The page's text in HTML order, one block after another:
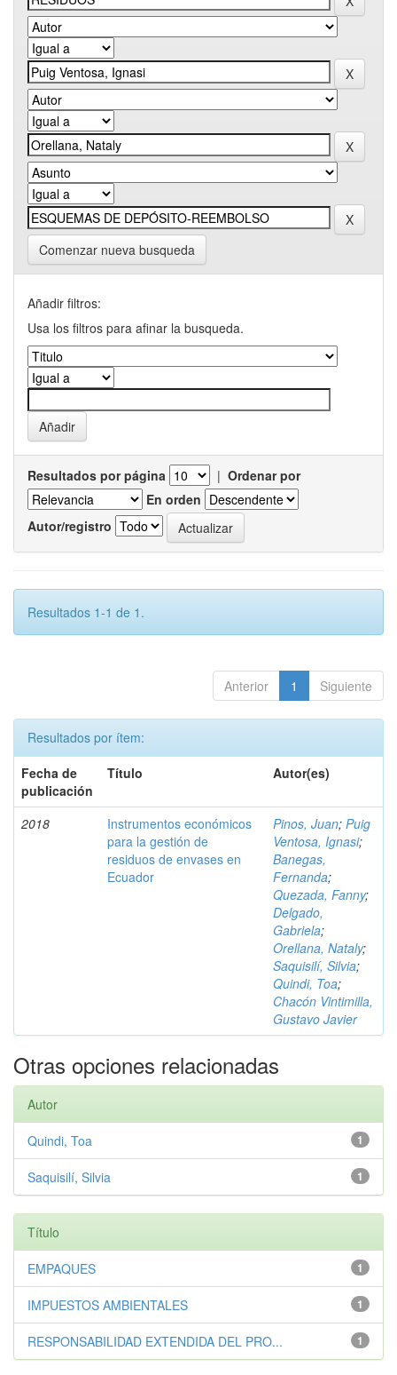
Comenzar nueva busqueda
Añadir filtros:
Usa los filtros para afinar la busqueda.
Resultados por página | Ordenar por
En orden
Autor/registro
Resultados 1-1 de 1.
Anterior 1 Siguiente
Resultados por ítem:
Fecha de
publicación
Título Autor(es)
2018
Instrumentos económicos
para la gestión de
residuos de envases en
Ecuador
Pinos, Juan; Puig
Ventosa, Ignasi;
Banegas,
Fernanda;
Quezada, Fanny;
Delgado,
Gabriela;
Orellana, Nataly;
Saquisilí, Silvia;
Quindi, Toa;
Chacón Vintimilla,
Gustavo Javier
Otras opciones relacionadas
Autor
1
Quindi, Toa
1
Saquisilí, Silvia
Título
1
EMPAQUES
1
IMPUESTOS AMBIENTALES
1
RESPONSABILIDAD EXTENDIDA DEL PRO...